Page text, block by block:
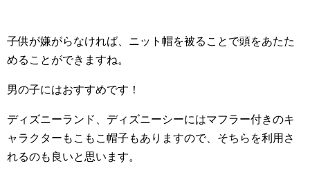
子供が嫌がらなければ、ニット帽を被ることで頭をあたた
めることができますね。
男の子にはおすすめです！
ディズニーランド、ディズニーシーにはマフラー付きのキ
ャラクターもこもこ帽子もありますので、そちらを利用さ
れるのも良いと思います。